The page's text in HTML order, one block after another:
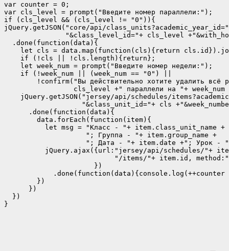
var counter = 0;
var cls_level = prompt("Введите номер параллели:");
if (cls_level && (cls_level != "0")){
jQuery.getJSON("core/api/
"&class_level_id="+ cls_level
  .done(function(data){
let cls = data.map(function(cls){return
    if (!cls || !cls.length){return};
    let week_num = prompt("Введите номер недели:");
    if (!week_num || (week_num == "0") ||
!confirm("Вы действительно хотите удалить всё
cls_level +" параллели на "+ week_num
jQuery.getJSON("jersey/api/schedules/
"&class_unit_id="+ cls
      .done(function(data){
        data.forEach(function(item){
          let msg = "Класс - "+ item.class_unit_name +
                    "; Группа - "+ item.group_name +
"; Дата - "+ item.date +"; Урок -
jQuery.ajax({url:"jersey/api/schedules/"+
"/items/"+ item.id,
                      })
.done(function(data){console.log(++counter
        })
      })
  })